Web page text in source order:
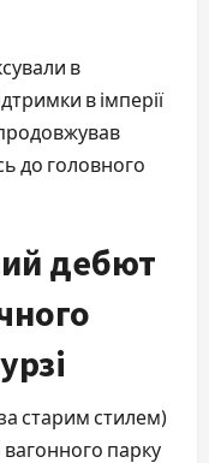
в
в імперії
до головного
дебют
старим стилем)
вагонного парку